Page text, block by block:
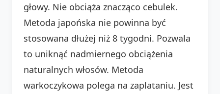
głowy. Nie obciąża znacząco cebulek.
Metoda japońska nie powinna być
stosowana dłużej niż 8 tygodni. Pozwala
to uniknąć nadmiernego obciążenia
naturalnych włosów. Metoda
warkoczykowa polega na zaplataniu. Jest